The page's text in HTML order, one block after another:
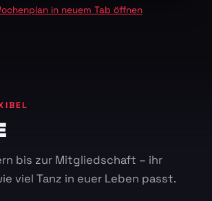
in neuem Tab öffnen
bis zur Mitgliedschaft – ihr
viel Tanz in euer Leben passt.